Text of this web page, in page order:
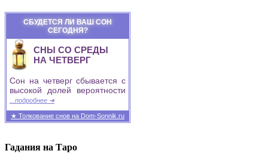
СБУДЕТСЯ ЛИ ВАШ СОН
СЕГОДНЯ?
СНЫ СО СРЕДЫ
НА ЧЕТВЕРГ
Сон на четверг сбывается с
высокой долей вероятности
...подробнее ➜
★ Толкование снов на Dom-Sonnik.ru
Гадания на Таро